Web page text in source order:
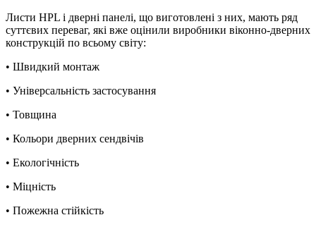
Листи HPL і дверні панелі, що виготовлені з них, мають ряд
суттєвих переваг, які вже оцінили виробники віконно-дверних
конструкцій по всьому світу:
• Швидкий монтаж
• Універсальність застосування
• Товщина
• Кольори дверних сендвічів
• Екологічність
• Міцність
• Пожежна стійкість